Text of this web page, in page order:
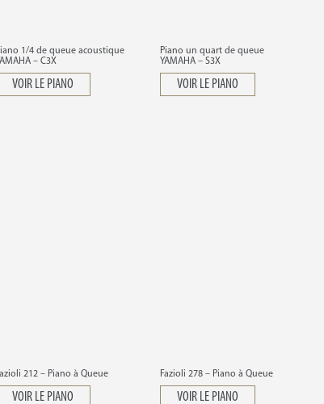
1/4 de queue acoustique
– C3X
VOIR LE PIANO
Piano un quart de queue
YAMAHA – S3X
VOIR LE PIANO
212 – Piano à Queue
VOIR LE PIANO
Fazioli 278 – Piano à Queue
VOIR LE PIANO